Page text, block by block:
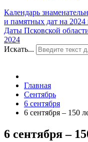
Календарь
и памятных дат на 2024
Даты Псковской
2024
Искать...
Главная
Сентябрь
6 сентября
6 сентября – 150
6 сентября –